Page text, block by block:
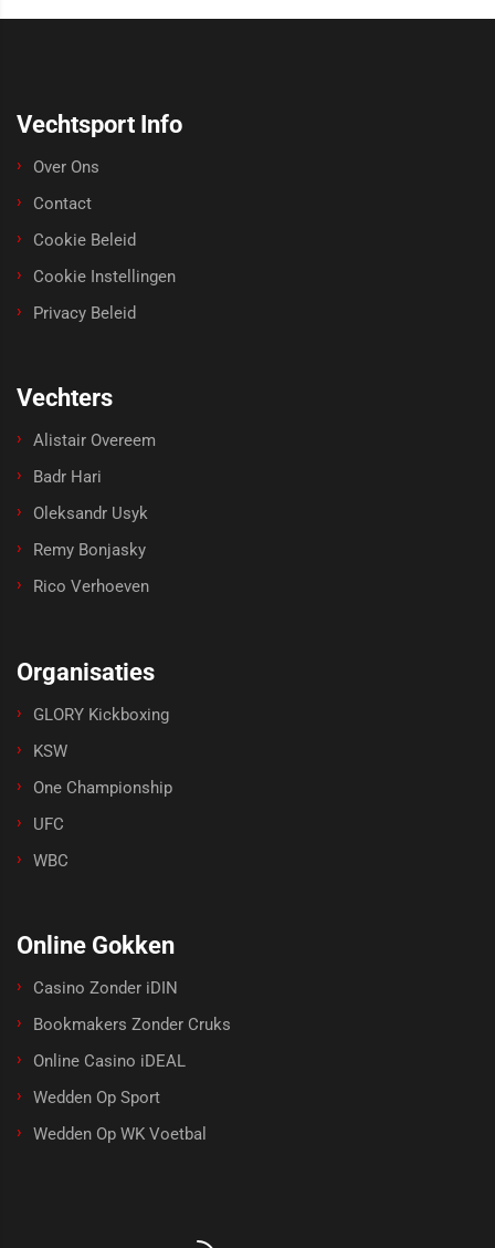
Vechtsport Info
Over Ons
Contact
Cookie Beleid
Cookie Instellingen
Privacy Beleid
Vechters
Alistair Overeem
Badr Hari
Oleksandr Usyk
Remy Bonjasky
Rico Verhoeven
Organisaties
GLORY Kickboxing
KSW
One Championship
UFC
WBC
Online Gokken
Casino Zonder iDIN
Bookmakers Zonder Cruks
Online Casino iDEAL
Wedden Op Sport
Wedden Op WK Voetbal